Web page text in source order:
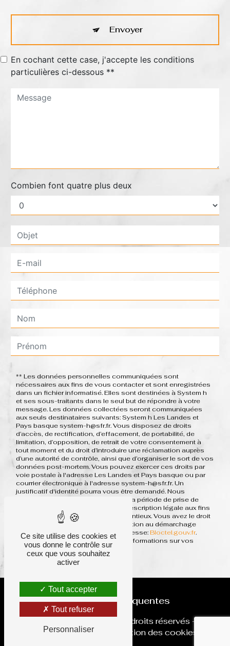
Combien font quatre plus deux
En cochant cette case, j'accepte les conditions
particulières ci-dessous **
Envoyer
** Les données personnelles communiquées sont
nécessaires aux fins de vous contacter et sont enregistrées
dans un fichier informatisé. Elles sont destinées à System h
et ses sous-traitants dans le seul but de répondre à votre
message. Les données collectées seront communiquées
aux seuls destinataires suivants: System h Les Landes et
Pays basque system-h@sfr.fr. Vous disposez de droits
d’accès, de rectification, d’effacement, de portabilité, de
limitation, d’opposition, de retrait de votre consentement à
tout moment et du droit d’introduire une réclamation auprès
d’une autorité de contrôle, ainsi que d’organiser le sort de vos
données post-mortem. Vous pouvez exercer ces droits par
voie postale à l'adresse Les Landes et Pays basque ou par
courrier électronique à l'adresse system-h@sfr.fr. Un
justificatif d'identité pourra vous être demandé. Nous
conservons vos données pendant la période de prise de
contact puis pendant la durée de prescription légale aux fins
probatoires et de gestion des contentieux. Vous avez le droit
de vous inscrire sur la liste d'opposition au démarchage
téléphonique, disponible à cette adresse:Bloctel.gouv.fr.
Consultez le site cnil.fr pour plus d’informations sur vos
droits.
Recherches fréquentes
- 2026 - Tous droits réservés -
Mentions légales
Gestion des cookies
Ce site utilise des cookies et
vous donne le contrôle sur
ceux que vous souhaitez
activer
Tout accepter
Tout refuser
Personnaliser